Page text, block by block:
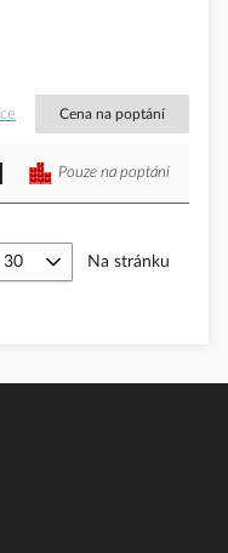
Cena na poptání
Pouze na poptání
Na stránku